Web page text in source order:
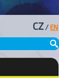
CZ /EN